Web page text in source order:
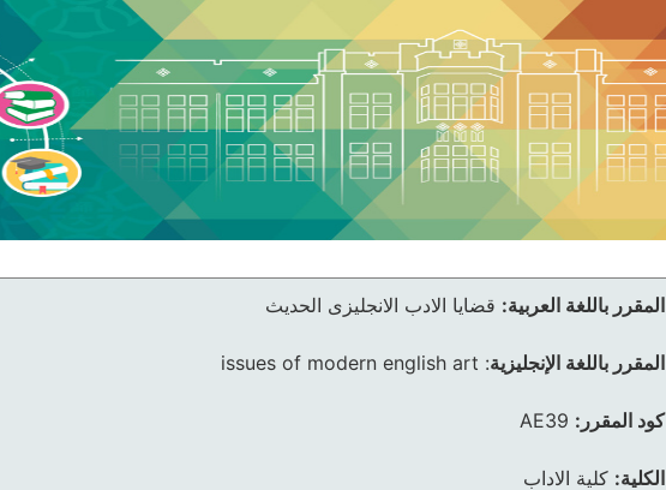
المقرر باللغة العربية: قضايا الادب الانجليزى الحديث
المقرر باللغة الإنجليزية:
issues of modern english art
كود المقرر: AE39
الكلية: كلية الاداب